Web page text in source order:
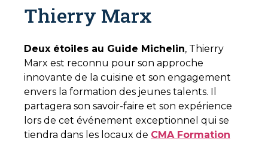
Thierry Marx
Deux étoiles au Guide Michelin, Thierry
Marx est reconnu pour son approche
innovante de la cuisine et son engagement
envers la formation des jeunes talents. Il
partagera son savoir-faire et son expérience
lors de cet événement exceptionnel qui se
tiendra dans les locaux de CMA Formation